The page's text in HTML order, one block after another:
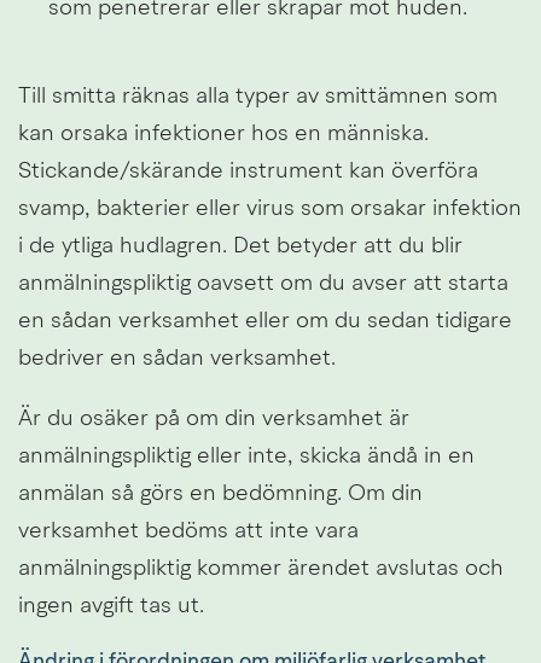
som penetrerar eller skrapar mot huden.
Till smitta räknas alla typer av smittämnen som
kan orsaka infektioner hos en människa.
Stickande/skärande instrument kan överföra
svamp, bakterier eller virus som orsakar infektion
i de ytliga hudlagren. Det betyder att du blir
anmälningspliktig oavsett om du avser att starta
en sådan verksamhet eller om du sedan tidigare
bedriver en sådan verksamhet.
Är du osäker på om din verksamhet är
anmälningspliktig eller inte, skicka ändå in en
anmälan så görs en bedömning. Om din
verksamhet bedöms att inte vara
anmälningspliktig kommer ärendet avslutas och
ingen avgift tas ut.